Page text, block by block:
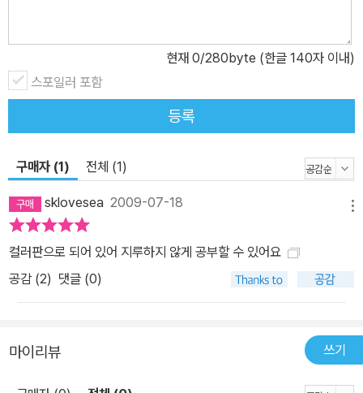
현재 0/280byte (한글 140자 이내)
스포일러 포함
등록
구매자 (1) 전체 (1)
sklovesea 2009-07-18
컬러판으로 되어 있어 지루하지 않게 공부할 수 있어요
공감 (2) 댓글 (0)
마이리뷰 쓰기